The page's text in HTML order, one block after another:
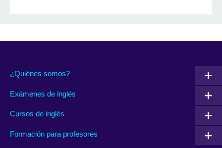
¿Quiénes somos?
Exámenes de inglés
Cursos de inglés
Formación para profesores